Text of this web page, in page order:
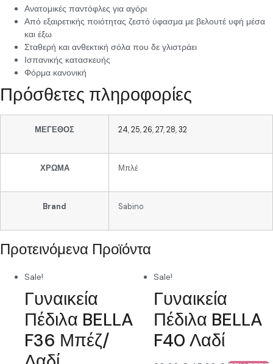
Ανατομικές παντόφλες για αγόρι
Από εξαιρετικής ποιότητας ζεστό ύφασμα με βελουτέ υφή μέσα
και έξω
Σταθερή και ανθεκτική σόλα που δε γλιστράει
Ισπανικής κατασκευής
Φόρμα κανονική
Πρόσθετες πληροφορίες
ΜΕΓΕΘΟΣ 24,25,26,27,28,32
ΧΡΩΜΑ Μπλέ
Brand Sabino
Προτεινόμενα Προϊόντα
Sale!
Γυναικεία
Πέδιλα BELLA
F36 Μπέζ/
Sale!
Γυναικεία
Πέδιλα BELLA
F40 Λαδί